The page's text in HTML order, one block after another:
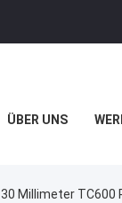
ÜBER UNS
30 Millimeter TC600